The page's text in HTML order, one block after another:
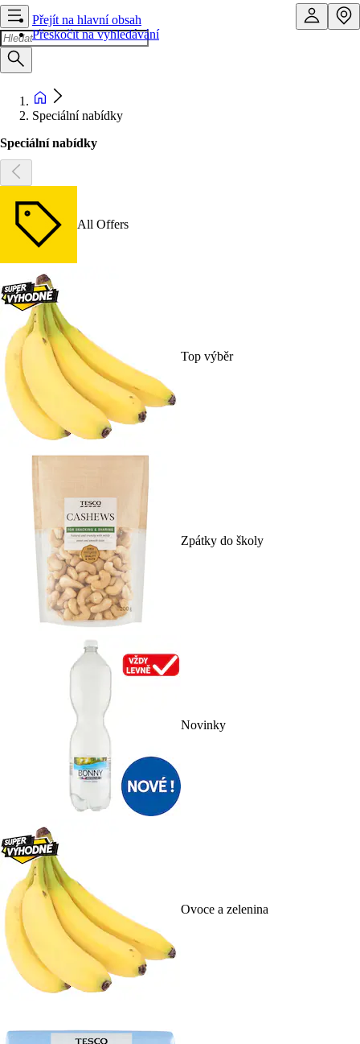
Přejít na hlavní obsah
Přeskočit na vyhledávání
Speciální nabídky
Speciální nabídky
All Offers
Top výběr
Zpátky do školy
Novinky
Ovoce a zelenina